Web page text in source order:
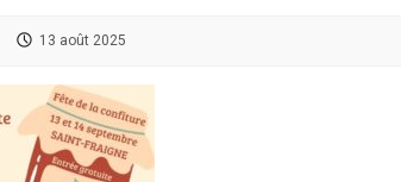
13 août 2025